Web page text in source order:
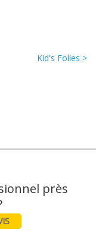
Kid's Folies >
près